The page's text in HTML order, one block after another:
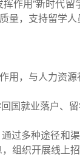
用”新时代留
，支持留学
，与人力资
国就业落户、
过多种途径和
组织开展线上招